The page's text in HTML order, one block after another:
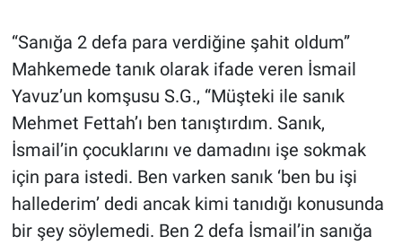
“Sanığa 2 defa para verdiğine şahit oldum”
Mahkemede tanık olarak ifade veren İsmail
Yavuz’un komşusu S.G., “Müşteki ile sanık
Mehmet Fettah’ı ben tanıştırdım. Sanık,
İsmail’in çocuklarını ve damadını işe sokmak
için para istedi. Ben varken sanık ‘ben bu işi
hallederim’ dedi ancak kimi tanıdığı konusunda
bir şey söylemedi. Ben 2 defa İsmail’in sanığa